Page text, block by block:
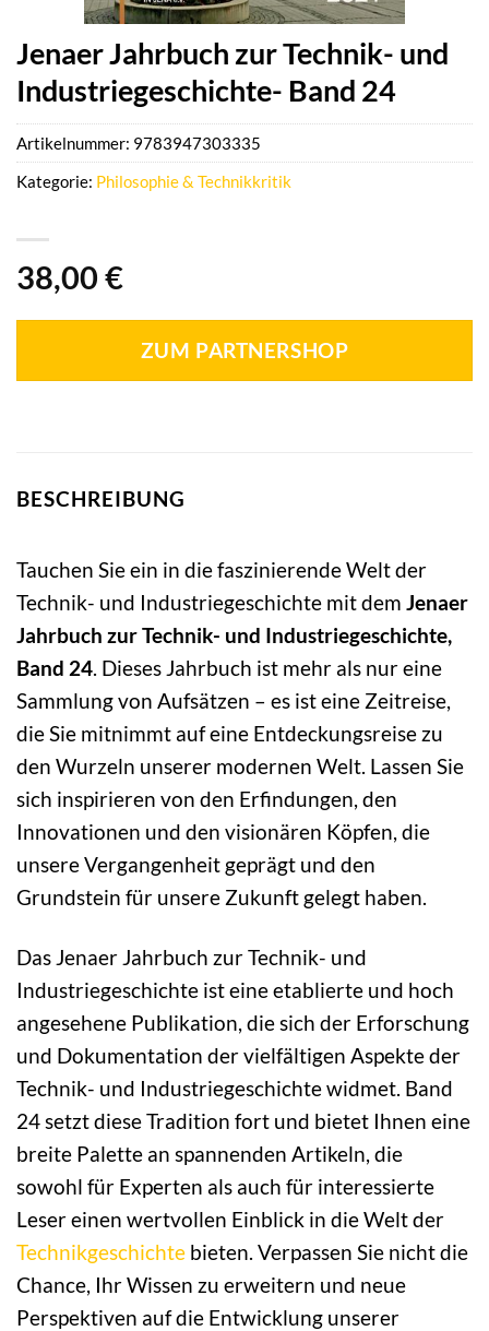
Jenaer Jahrbuch zur Technik- und
Industriegeschichte- Band 24
38,00 €
ZUM PARTNERSHOP
Artikelnummer: 9783947303335
Kategorie: Philosophie & Technikkritik
BESCHREIBUNG
Tauchen Sie ein in die faszinierende Welt der
Technik- und Industriegeschichte mit dem Jenaer
Jahrbuch zur Technik- und Industriegeschichte,
Band 24 . Dieses Jahrbuch ist mehr als nur eine
Sammlung von Aufsätzen – es ist eine Zeitreise,
die Sie mitnimmt auf eine Entdeckungsreise zu
den Wurzeln unserer modernen Welt. Lassen Sie
sich inspirieren von den Erfindungen, den
Innovationen und den visionären Köpfen, die
unsere Vergangenheit geprägt und den
Grundstein für unsere Zukunft gelegt haben.
Das Jenaer Jahrbuch zur Technik- und
Industriegeschichte ist eine etablierte und hoch
angesehene Publikation, die sich der Erforschung
und Dokumentation der vielfältigen Aspekte der
Technik- und Industriegeschichte widmet. Band
24 setzt diese Tradition fort und bietet Ihnen eine
breite Palette an spannenden Artikeln, die
sowohl für Experten als auch für interessierte
Leser einen wertvollen Einblick in die Welt der
Technikgeschichte bieten. Verpassen Sie nicht die
Chance, Ihr Wissen zu erweitern und neue
Perspektiven auf die Entwicklung unserer